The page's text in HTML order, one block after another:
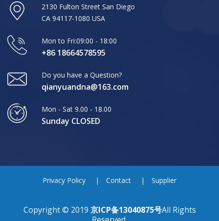
2130 Fulton Street San Diego
CA 94117-1080 USA
Mon to Fri:09:00 - 18:00
+86 18664578595
Do you have a Question?
qianyuandna@163.com
Mon - Sat 9.00 - 18.00
Sunday CLOSED
Privacy Policy Contact Supplier
Copyright © 2019 京ICP备13040875号All Rights